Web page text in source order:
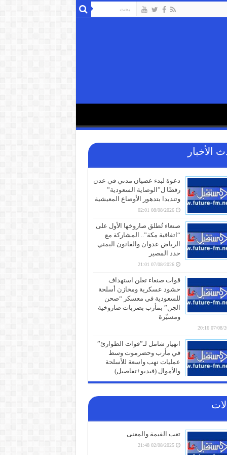
الأخبار
دعوة لبدء عصيان مدني في عدن
رفضًا ل”الوصاية السعودية”
وتنديدا بتدهور الأوضاع المعيشية
08/08/2026 02:01
صنعاء تُطلق صاروخها الأول على
“اتفاقية مكة”.. المشاركة مع
الرياض عدوان والقانون اليمني
حدد المصير
07/08/2026 21:01
قوات صنعاء تعلن استهداف
حشود عسكرية ومخازن أسلحة
للسعودية في معسكر “صحن
الجن” بمأرب بضربات صاروخية
ومسيّرة
07/08/2026
انهيار شامل لـ”قوات الطوارئ”
في مأرب وحضرموت وسط
عمليات نهب واسعة للأسلحة
والأموال (فيديو+تفاصيل)
07/08/2026 19:31
الذهب يتجاوز 4400 دولار للأونصة
كنز خفي في سلة المهملات..
تعب القيمة والمعنى
02/08/2025 21:48